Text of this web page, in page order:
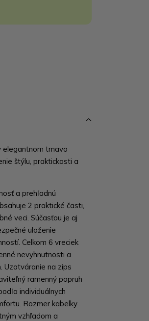
elegantnom tmavo
štýlu, praktickosti a
a prehľadnú
2 praktické časti,
veci. Súčasťou je aj
uloženie
Celkom 6 vreciek
nevyhnutnosti a
Uzatváranie na zips
ramenný popruh
individuálnych
Rozmer kabelky
vzhľadom a